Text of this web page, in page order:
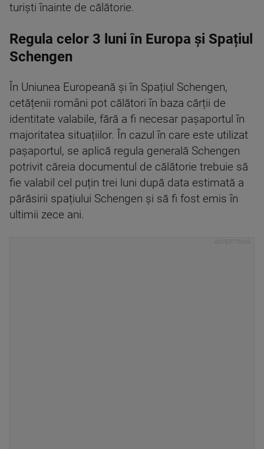
turiști înainte de călătorie.
Regula celor 3 luni în Europa și Spațiul
Schengen
În Uniunea Europeană și în Spațiul Schengen,
cetățenii români pot călători în baza cărții de
identitate valabile, fără a fi necesar pașaportul în
majoritatea situațiilor. În cazul în care este utilizat
pașaportul, se aplică regula generală Schengen
potrivit căreia documentul de călătorie trebuie să
fie valabil cel puțin trei luni după data estimată a
părăsirii spațiului Schengen și să fi fost emis în
ultimii zece ani.